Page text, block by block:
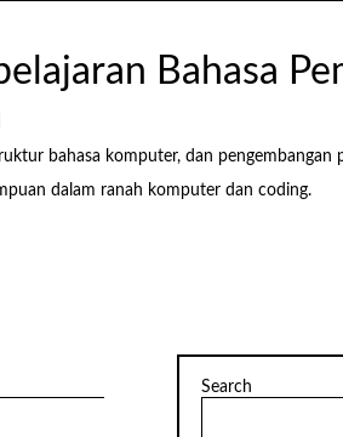
Bahasa
bahasa komputer, dan pengembangan
dalam ranah komputer dan coding.
Search